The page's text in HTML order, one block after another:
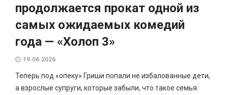
продолжается прокат одной из
самых ожидаемых комедий
года — «Холоп 3»
19.06.2026
Теперь под «опеку» Гриши попали не избалованные дети,
а взрослые супруги, которые забыли, что такое семья.